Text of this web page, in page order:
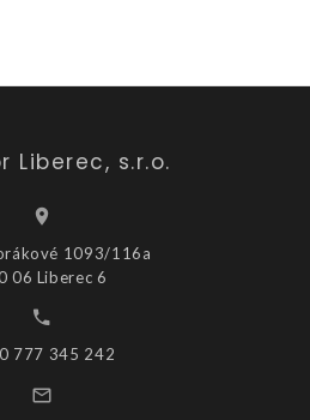
Liberec, s.r.o.
1093/116a
06 Liberec 6
777 345 242